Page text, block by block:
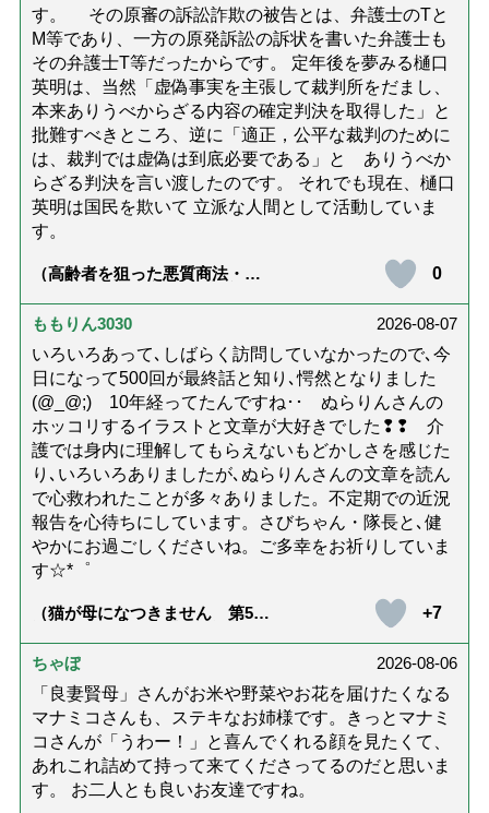
す。 その原審の訴訟詐欺の被告とは、弁護士のTと
M等であり、一方の原発訴訟の訴状を書いた弁護士も
その弁護士T等だったからです。 定年後を夢みる樋口
英明は、当然「虚偽事実を主張して裁判所をだまし、
本来ありうべからざる内容の確定判決を取得した」と
批難すべきところ、逆に「適正，公平な裁判のために
は、裁判では虚偽は到底必要である」と ありうべか
らざる判決を言い渡したのです。 それでも現在、樋口
英明は国民を欺いて 立派な人間として活動していま
す。
（高齢者を狙った悪質商法・訪
ないための4つの対策「騙されや
すい人の特徴は？」【社会福祉
0
ももりん3030
2026-08-07
いろいろあって､しばらく訪問していなかったので､今
日になって500回が最終話と知り､愕然となりました
(@_@;) 10年経ってたんですね･･ ぬらりんさんの
ホッコリするイラストと文章が大好きでした❢❢ 介
護では身内に理解してもらえないもどかしさを感じた
り､いろいろありましたが､ぬらりんさんの文章を読ん
で心救われたことが多々ありました。不定期での近況
報告を心待ちにしています。さびちゃん・隊長と､健
やかにお過ごしくださいね。ご多幸をお祈りしていま
す☆*゜
（猫が母になつきません 第500
+7
ちゃぼ
2026-08-06
「良妻賢母」さんがお米や野菜やお花を届けたくなる
マナミコさんも、ステキなお姉様です。きっとマナミ
コさんが「うわー！」と喜んでくれる顔を見たくて、
あれこれ詰めて持って来てくださってるのだと思いま
す。 お二人とも良いお友達ですね。